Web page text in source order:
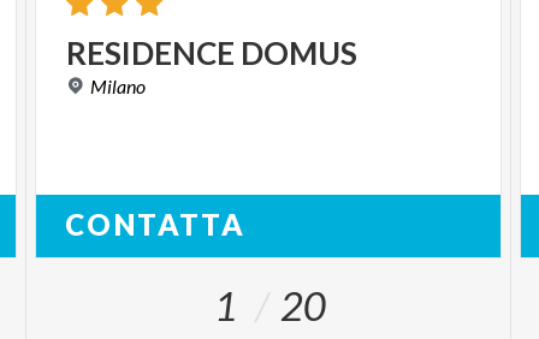
RESIDENCE DOMUS
Milano
CONTATTA
1 20